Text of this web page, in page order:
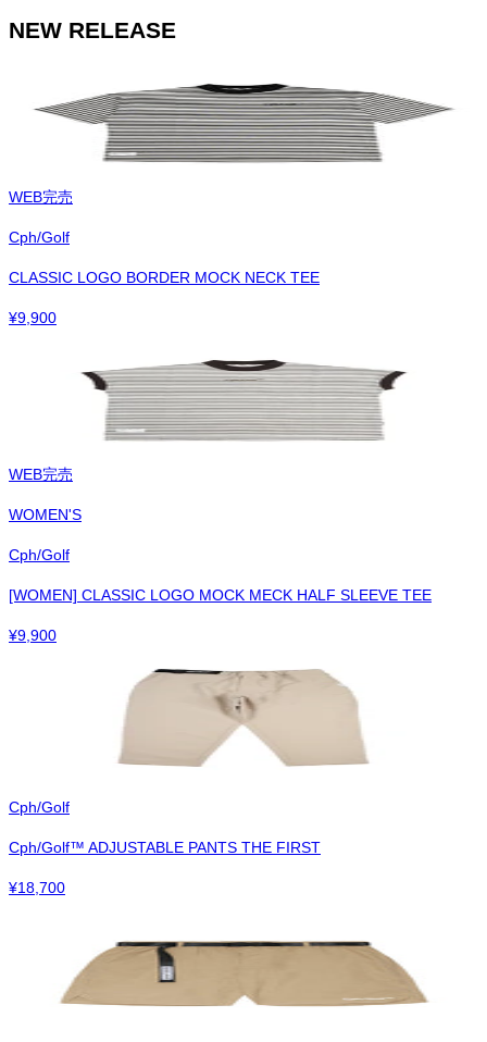
NEW RELEASE
WEB完売
Cph/Golf
CLASSIC LOGO BORDER MOCK NECK TEE
¥9,900
WEB完売
WOMEN'S
Cph/Golf
[WOMEN] CLASSIC LOGO MOCK MECK HALF SLEEVE TEE
¥9,900
Cph/Golf
Cph/Golf™︎ ADJUSTABLE PANTS THE FIRST
¥18,700